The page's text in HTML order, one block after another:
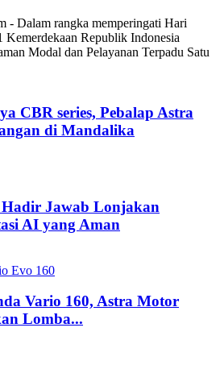
- Dalam rangka memperingati Hari
Republik Indonesia
Modal dan Pelayanan Terpadu Satu
CBR series, Pebalap Astra
di Mandalika
Jawab Lonjakan
AI yang Aman
Vario 160, Astra Motor
Lomba...